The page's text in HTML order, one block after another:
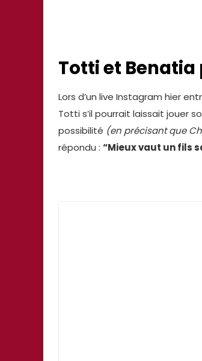
Totti et Benatia
Lors d’un live Instagram hier
Totti s’il pourrait laissait jouer
possibilité (en précisant que
répondu : “Mieux vaut un fils